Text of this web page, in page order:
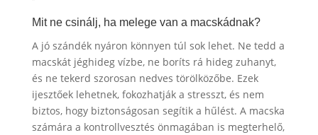
Mit ne csinálj, ha melege van a macskádnak?
A jó szándék nyáron könnyen túl sok lehet. Ne tedd a
macskát jéghideg vízbe, ne boríts rá hideg zuhanyt,
és ne tekerd szorosan nedves törölközőbe. Ezek
ijesztőek lehetnek, fokozhatják a stresszt, és nem
biztos, hogy biztonságosan segítik a hűlést. A macska
számára a kontrollvesztés önmagában is megterhelő,